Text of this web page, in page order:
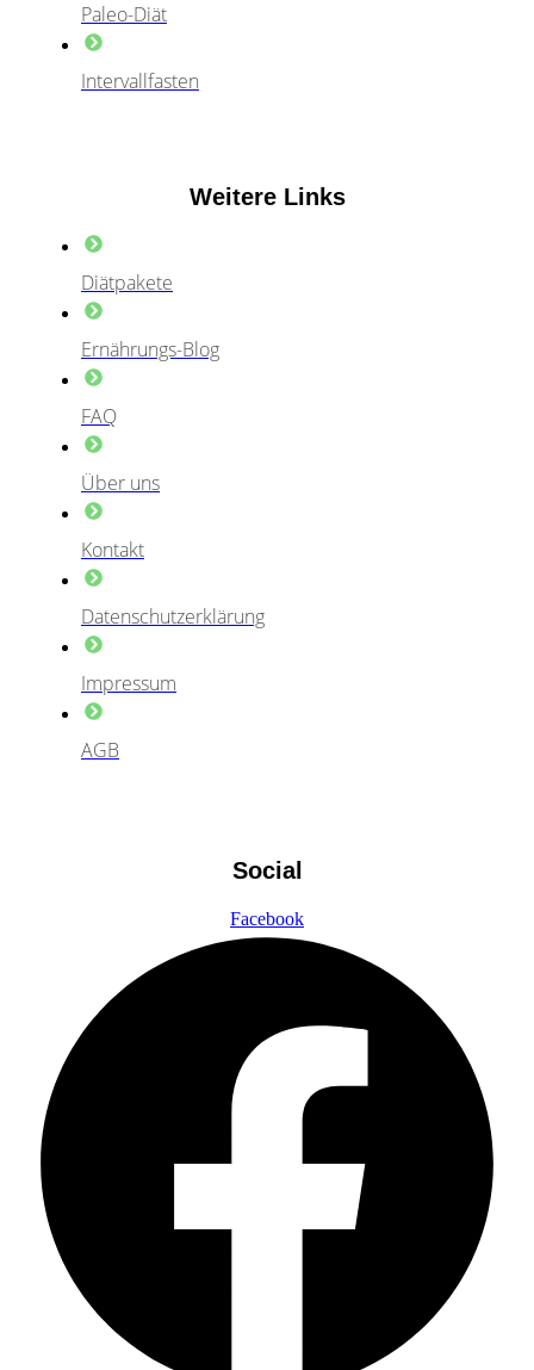
Paleo-Diät
Intervallfasten
Weitere Links
Diätpakete
Ernährungs-Blog
FAQ
Über uns
Kontakt
Datenschutzerklärung
Impressum
AGB
Social
Facebook